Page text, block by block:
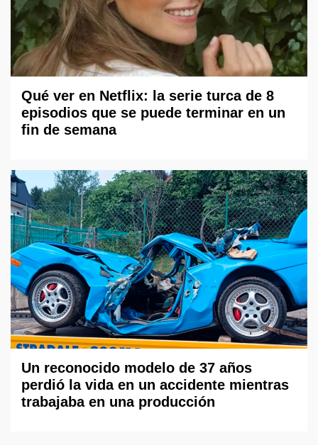
Qué ver en Netflix: la serie turca de 8
episodios que se puede terminar en un
fin de semana
Un reconocido modelo de 37 años
perdió la vida en un accidente mientras
trabajaba en una producción